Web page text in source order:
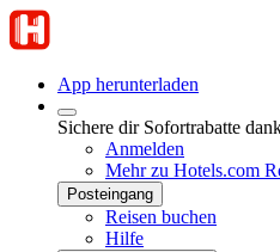
App herunterladen
Sichere dir Sofortrabatte
Anmelden
Mehr zu Hotels.com
Posteingang
Reisen buchen
Hilfe